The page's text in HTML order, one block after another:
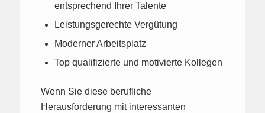
entsprechend Ihrer Talente
Leistungsgerechte Vergütung
Moderner Arbeitsplatz
Top qualifizierte und motivierte Kollegen
Wenn Sie diese berufliche
Herausforderung mit interessanten